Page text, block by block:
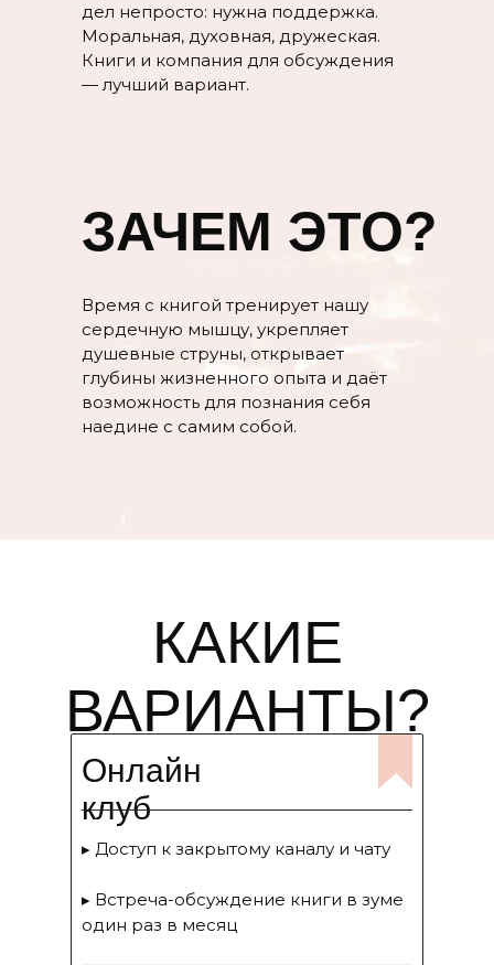
дел непросто: нужна поддержка.
Моральная, духовная, дружеская.
Книги и компания для обсуждения
— лучший вариант.
ЗАЧЕМ ЭТО?
Время с книгой тренирует нашу
сердечную мышцу, укрепляет
душевные струны, открывает
глубины жизненного опыта и даёт
возможность для познания себя
наедине с самим собой.
КАКИЕ
ВАРИАНТЫ?
Онлайн
клуб
▸ Доступ к закрытому каналу и чату
▸ Встреча-обсуждение книги в зуме
один раз в месяц